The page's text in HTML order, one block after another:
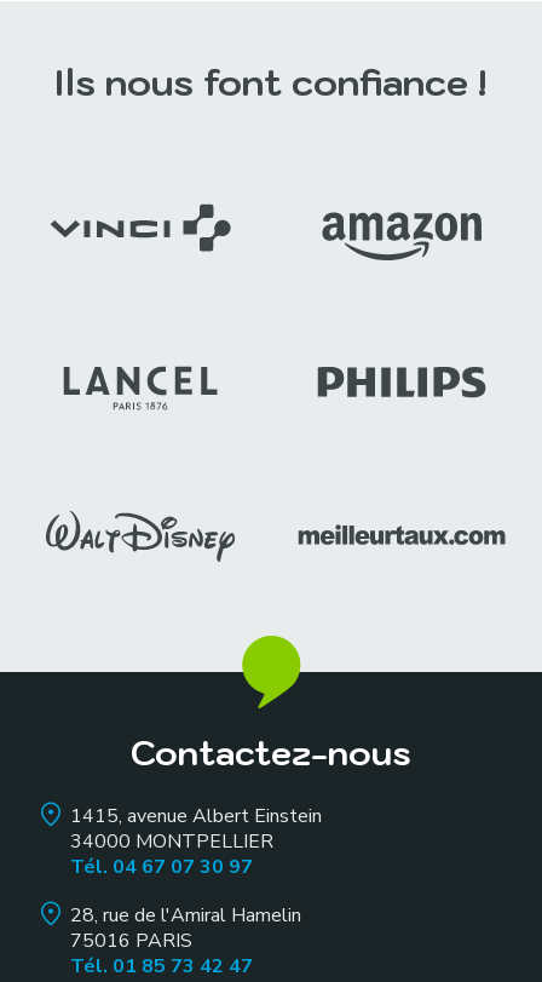
Ils nous font confiance !
Contactez-nous
1415, avenue Albert Einstein
34000 MONTPELLIER
Tél. 04 67 07 30 97
28, rue de l'Amiral Hamelin
75016 PARIS
Tél. 01 85 73 42 47